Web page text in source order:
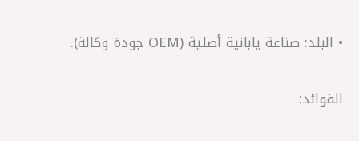
• البلد: صناعة يابانية أصلية (OEM جودة وكالة).
الفوائد: